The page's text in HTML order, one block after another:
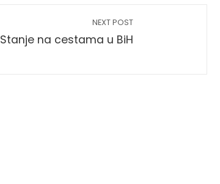
NEXT POST
Stanje na cestama u BiH